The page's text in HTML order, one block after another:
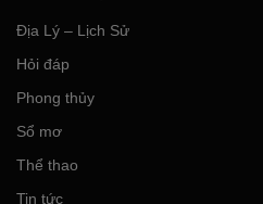
Địa Lý – Lịch Sử
Hỏi đáp
Phong thủy
Sổ mơ
Thể thao
Tin tức